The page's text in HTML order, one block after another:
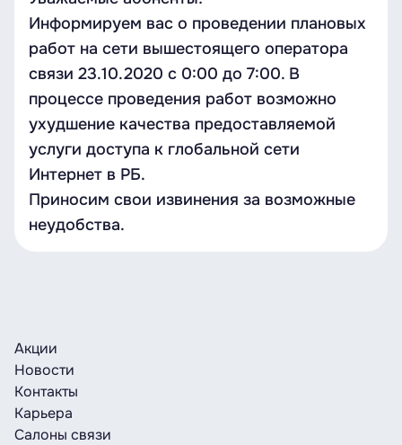
Информируем вас о проведении плановых
работ на сети вышестоящего оператора
связи 23.10.2020 c 0:00 до 7:00. В
процессе проведения работ возможно
ухудшение качества предоставляемой
услуги доступа к глобальной сети
Интернет в РБ.
Приносим свои извинения за возможные
неудобства.
Акции
Новости
Контакты
Карьера
Салоны связи